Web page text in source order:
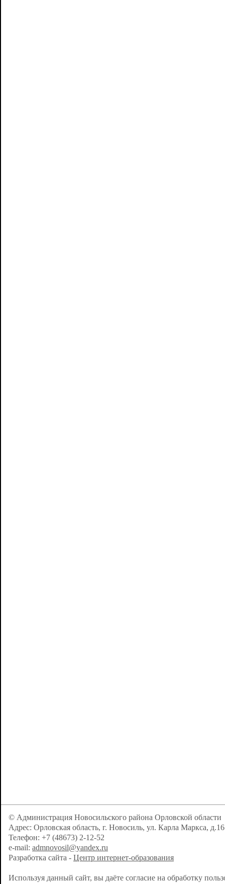
© Администрация Новосильского района Орловской области
Адрес: Орловская область, г. Новосиль, ул. Карла Маркса, д.16
Телефон: +7 (48673) 2-12-52
e-mail: admnovosil@yandex.ru
Разработка сайта - Центр интернет-образования
Используя данный сайт, вы даёте согласие на обработку